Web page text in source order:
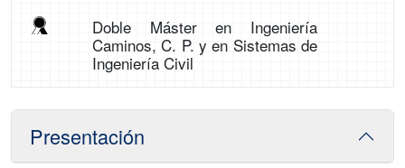
Doble Máster en Ingeniería
Caminos, C. P. y en Sistemas de
Ingeniería Civil
Presentación